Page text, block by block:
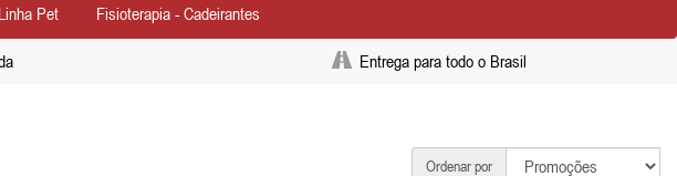
Linha Pet Fisioterapia - Cadeirantes
Entrega para todo o Brasil
Ordenar por